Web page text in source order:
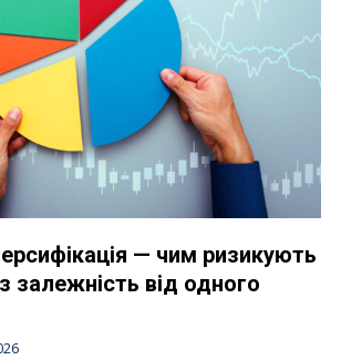
— чим ризикують
залежність від одного